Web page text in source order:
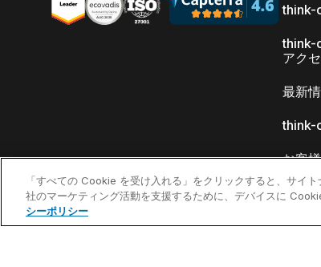
think-
think-
アクセ
最新
think-
お客
「すべての Cookie を受け入れる」をクリックすると、サイ
社のマーケティング活動を支援するために、デバイスに
シーポリシー